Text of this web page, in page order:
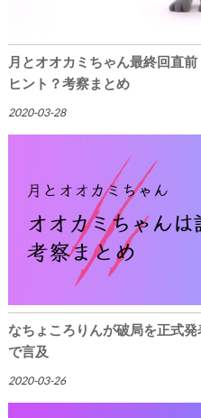
月とオオカミちゃん最終回直
ヒント？考察まとめ
2020-03-28
なちょころりんが破局を正式
で言及
2020-03-26